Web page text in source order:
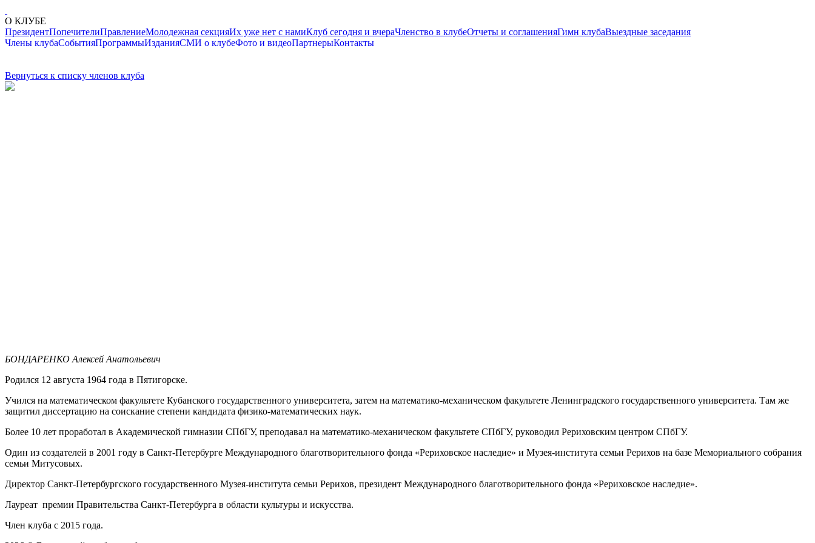
О КЛУБЕ
ПрезидентПопечителиПравлениеМолодежная секцияИх уже нет с намиКлуб сегодня и вчераЧленство в клубеОтчеты и соглашенияГимн клубаВыездные заседания
Члены клубаСобытияПрограммыИзданияСМИ о клубеФото и видеоПартнерыКонтакты
Вернуться к списку членов клуба
БОНДАРЕНКО Алексей Анатольевич
Родился 12 августа 1964 года в Пятигорске.
Учился на математическом факультете Кубанского государственного университета, затем на математико-механическом факультете Ленинградского государственного университета. Там же
защитил диссертацию на соискание степени кандидата физико-математических наук.
Более 10 лет проработал в Академической гимназии СПбГУ, преподавал на математико-механическом факультете СПбГУ, руководил Рериховским центром СПбГУ.
Один из создателей в 2001 году в Санкт-Петербурге Международного благотворительного фонда «Рериховское наследие» и Музея-института семьи Рерихов на базе Мемориального собрания
семьи Митусовых.
Директор Санкт-Петербургского государственного Музея-института семьи Рерихов, президент Международного благотворительного фонда «Рериховское наследие».
Лауреат премии Правительства Санкт-Петербурга в области культуры и искусства.
Член клуба с 2015 года.